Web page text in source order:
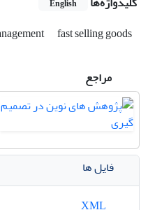
English
fast selling goods
مراجع
فایل ها